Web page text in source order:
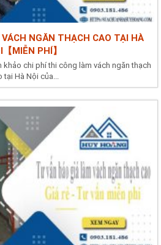
NGĂN THẠCH CAO TẠI HÀ
【MIỄN PHÍ】
chi phí thi công làm vách ngăn thạch
tại Hà Nội của...